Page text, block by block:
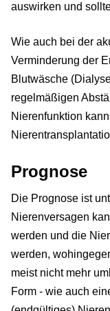
auswirken und
Wie auch bei der
Verminderung der
Blutwäsche
regelmäßigen
Nierenfunktion
Prognose
Die Prognose ist
Nierenversagen
werden und die
werden,
meist nicht mehr
Form - wie auch